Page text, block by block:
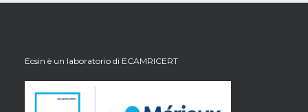
Ecsin è un laboratorio di ECAMRICERT